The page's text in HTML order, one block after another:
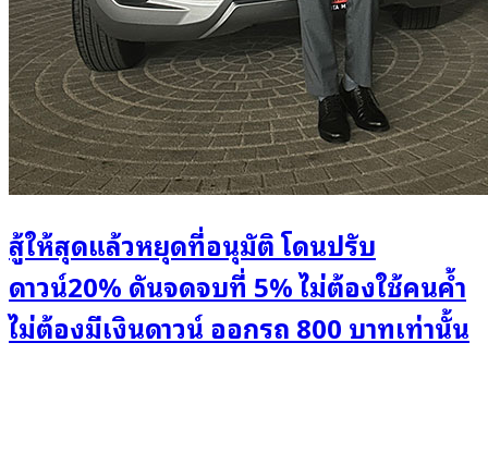
สู้ให้สุดแล้วหยุดที่อนุมัติ โดนปรับ
ดาวน์20% ดันจดจบที่ 5% ไม่ต้องใช้คนค้ำ
ไม่ต้องมีเงินดาวน์ ออกรถ 800 บาทเท่านั้น